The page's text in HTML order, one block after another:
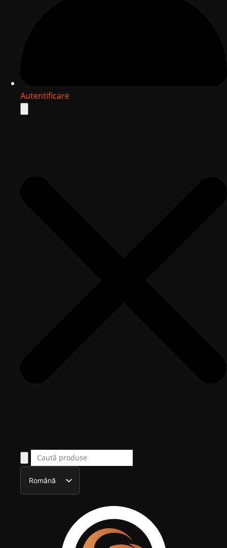
Autentificare
Română
English